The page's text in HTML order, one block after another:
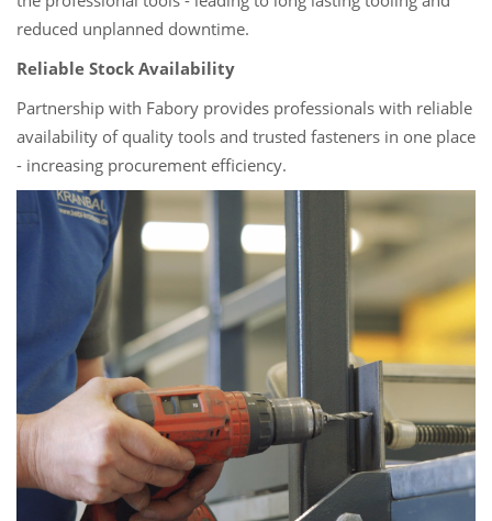
reduced unplanned downtime.
Reliable Stock Availability
Partnership with Fabory provides professionals with reliable
availability of quality tools and trusted fasteners in one place
- increasing procurement efficiency.